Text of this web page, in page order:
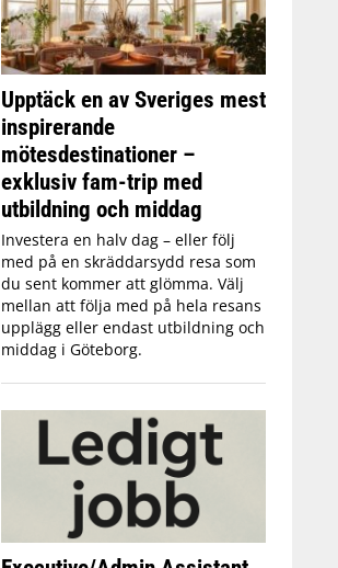
Upptäck en av Sveriges mest
inspirerande
mötesdestinationer –
exklusiv fam-trip med
utbildning och middag
Investera en halv dag – eller följ
med på en skräddarsydd resa som
du sent kommer att glömma. Välj
mellan att följa med på hela resans
upplägg eller endast utbildning och
middag i Göteborg.